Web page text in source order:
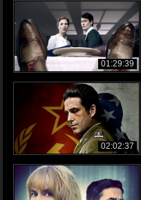
01:29:39
02:02:37